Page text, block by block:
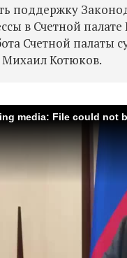
поддержку
в Счетной
Счетной палаты
Михаил Котюков.
media: File could not